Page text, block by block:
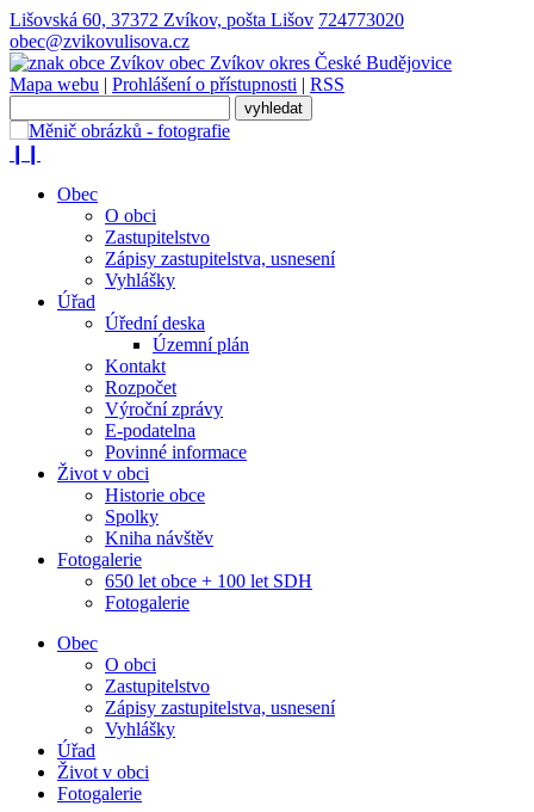
Lišovská 60, 37372 Zvíkov, pošta Lišov 724773020
obec@zvikovulisova.cz
obec Zvíkov okres České Budějovice
Mapa webu | Prohlášení o přístupnosti | RSS
Obec
O obci
Zastupitelstvo
Zápisy zastupitelstva, usnesení
Vyhlášky
Úřad
Úřední deska
Územní plán
Kontakt
Rozpočet
Výroční zprávy
E-podatelna
Povinné informace
Život v obci
Historie obce
Spolky
Kniha návštěv
Fotogalerie
650 let obce + 100 let SDH
Fotogalerie
Obec
O obci
Zastupitelstvo
Zápisy zastupitelstva, usnesení
Vyhlášky
Úřad
Život v obci
Fotogalerie